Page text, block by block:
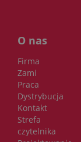
O nas
Firma
Zami
Praca
Dystrybucja
Kontakt
Strefa
czytelnika